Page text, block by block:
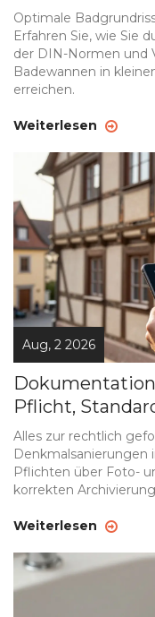
Optimale
Erfahren Sie, wie Sie
der DIN-Normen und
Badewannen in
erreichen.
Weiterlesen
Aug, 2 2026
Pflicht,
Alles zur rechtlich
Denkmalsanierungen
Pflichten über Foto-
korrekten
Weiterlesen